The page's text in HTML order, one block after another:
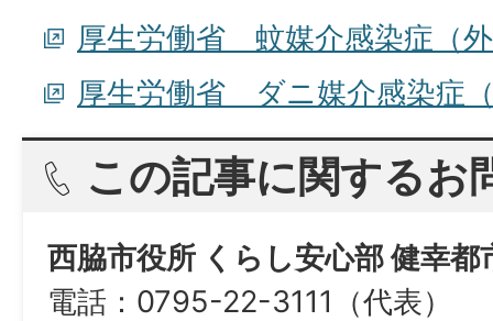
厚生労働省 蚊媒介感染症（
厚生労働省 ダニ媒介感染症
この記事に関するお
西脇市役所 くらし安心部 健幸都
電話：0795-22-3111（代表）